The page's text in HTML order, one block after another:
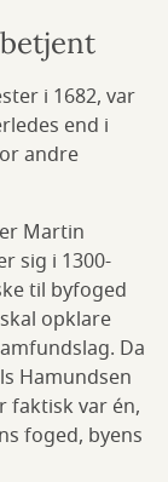
i 1682, var
end i
andre
Martin
sig i 1300-
til byfoged
opklare
Da
Hamundsen
faktisk var én,
foged, byens